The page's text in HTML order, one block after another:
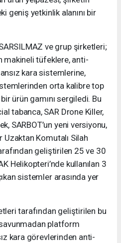
geniş yetkinlik alanını bir
ve grup şirketleri;
makineli tüfeklere, anti-
kara sistemlerine,
orta kalibre top
ürün gamını sergiledi. Bu
tabanca, SAR Drone Killer,
SARBOT’un yeni versiyonu,
Uzaktan Komutalı Silah
geliştirilen 25 ve 30
Helikopteri’nde kullanılan 3
sistemler arasında yer
tarafından geliştirilen bu
platform
kara görevlerinden anti-